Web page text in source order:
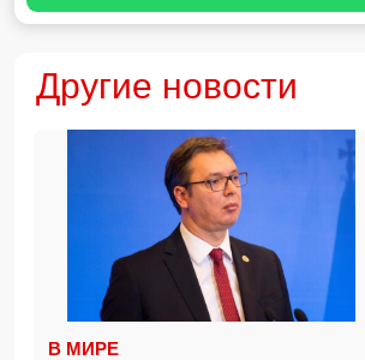
Другие новости
В МИРЕ